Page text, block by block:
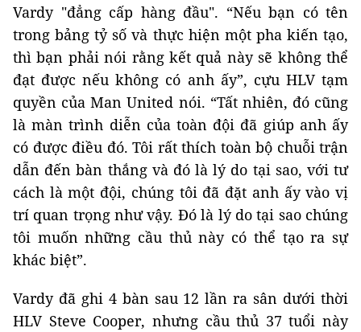
Vardy "đẳng cấp hàng đầu". “Nếu bạn có tên
trong bảng tỷ số và thực hiện một pha kiến ​​tạo,
thì bạn phải nói rằng kết quả này sẽ không thể
đạt được nếu không có anh ấy”, cựu HLV tạm
quyền của Man United nói. “Tất nhiên, đó cũng
là màn trình diễn của toàn đội đã giúp anh ấy
có được điều đó. Tôi rất thích toàn bộ chuỗi trận
dẫn đến bàn thắng và đó là lý do tại sao, với tư
cách là một đội, chúng tôi đã đặt anh ấy vào vị
trí quan trọng như vậy. Đó là lý do tại sao chúng
tôi muốn những cầu thủ này có thể tạo ra sự
khác biệt”.
Vardy đã ghi 4 bàn sau 12 lần ra sân dưới thời
HLV Steve Cooper, nhưng cầu thủ 37 tuổi này